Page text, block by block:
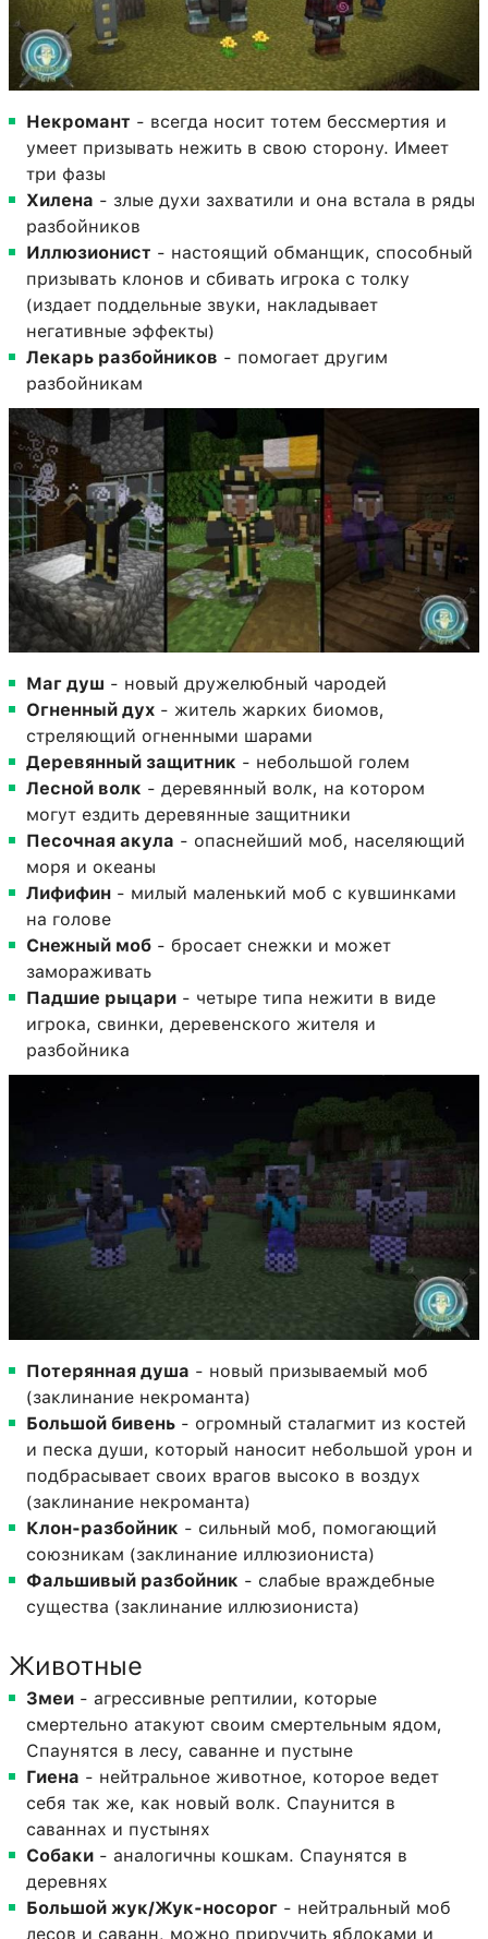
Некромант - всегда носит тотем бессмертия и
умеет призывать нежить в свою сторону. Имеет
три фазы
Хилена - злые духи захватили и она встала в ряды
разбойников
Иллюзионист - настоящий обманщик, способный
призывать клонов и сбивать игрока с толку
(издает поддельные звуки, накладывает
негативные эффекты)
Лекарь разбойников - помогает другим
разбойникам
Маг душ - новый дружелюбный чародей
Огненный дух - житель жарких биомов,
стреляющий огненными шарами
Деревянный защитник - небольшой голем
Лесной волк - деревянный волк, на котором
могут ездить деревянные защитники
Песочная акула - опаснейший моб, населяющий
моря и океаны
Лифифин - милый маленький моб с кувшинками
на голове
Снежный моб - бросает снежки и может
замораживать
Падшие рыцари - четыре типа нежити в виде
игрока, свинки, деревенского жителя и
разбойника
Потерянная душа - новый призываемый моб
(заклинание некроманта)
Большой бивень - огромный сталагмит из костей
и песка души, который наносит небольшой урон и
подбрасывает своих врагов высоко в воздух
(заклинание некроманта)
Клон-разбойник - сильный моб, помогающий
союзникам (заклинание иллюзиониста)
Фальшивый разбойник - слабые враждебные
существа (заклинание иллюзиониста)
Животные
Змеи - агрессивные рептилии, которые
смертельно атакуют своим смертельным ядом,
Спаунятся в лесу, саванне и пустыне
Гиена - нейтральное животное, которое ведет
себя так же, как новый волк. Спаунится в
саваннах и пустынях
Собаки - аналогичны кошкам. Спаунятся в
деревнях
Большой жук/Жук-носорог - нейтральный моб
лесов и саванн, можно приручить яблоками и